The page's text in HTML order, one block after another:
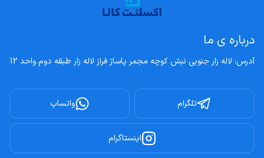
درباره ی ما
آدرس: لاله زار جنوبی نبش کوچه مجمر پاساژ فراز لاله زار طبقه دوم واحد 12
تلگرام واتساپ
اینستاگرام